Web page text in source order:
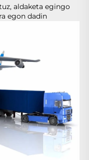
aldaketa egingo
egon dadin